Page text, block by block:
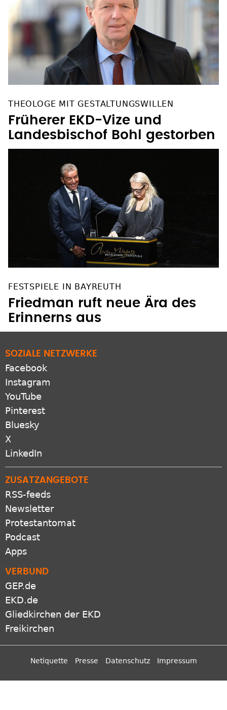
THEOLOGE MIT GESTALTUNGSWILLEN
Früherer EKD-Vize und
Landesbischof Bohl gestorben
FESTSPIELE IN BAYREUTH
Friedman ruft neue Ära des
Erinnerns aus
SOZIALE NETZWERKE
Facebook
Instagram
YouTube
Pinterest
Bluesky
X
LinkedIn
ZUSATZANGEBOTE
RSS-feeds
Newsletter
Protestantomat
Podcast
Apps
VERBUND
GEP.de
EKD.de
Gliedkirchen der EKD
Freikirchen
Netiquette Presse Datenschutz Impressum